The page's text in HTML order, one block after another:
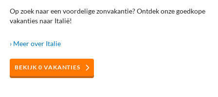
Op zoek naar een voordelige zonvakantie? Ontdek onze goedkope
vakanties naar Italië!
› Meerover Italie
BEKIJK 0 VAKANTIES